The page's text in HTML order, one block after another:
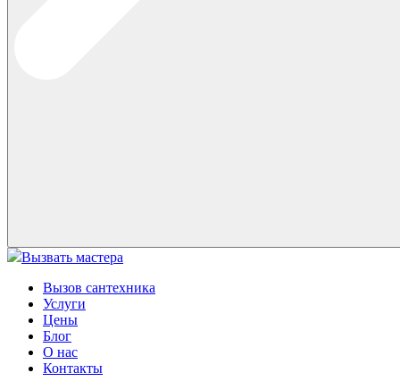
Вызвать мастера
Вызов сантехника
Услуги
Цены
Блог
О нас
Контакты